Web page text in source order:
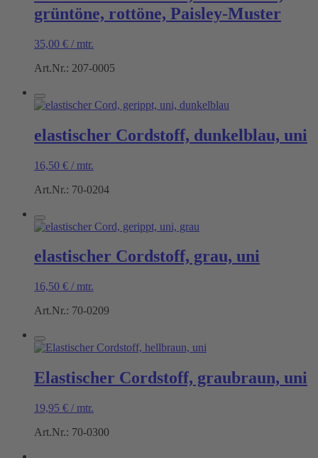
grüntöne, rottöne, Paisley-Muster
35,00 € / mtr.
Art.Nr.: 207-0005
elastischer Cordstoff, dunkelblau, uni
16,50 € / mtr.
Art.Nr.: 70-0204
elastischer Cordstoff, grau, uni
16,50 € / mtr.
Art.Nr.: 70-0209
Elastischer Cordstoff, graubraun, uni
19,95 € / mtr.
Art.Nr.: 70-0300